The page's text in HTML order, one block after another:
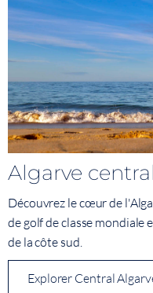
Algarve
Découvrez le cœur de
de golf de classe mondiale
de la côte sud.
Explorer Central